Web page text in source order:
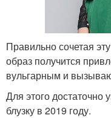
Правильно сочетая
образ получится
вульгарным и
Для этого достаточно
блузку в 2019 году.